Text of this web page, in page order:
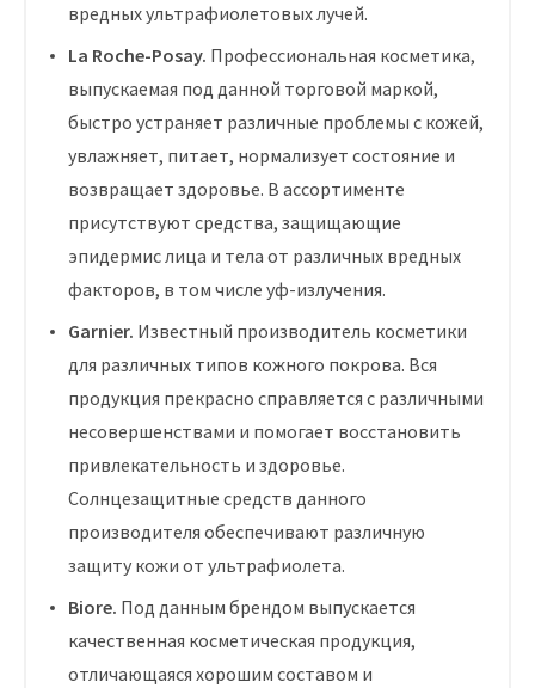
вредных ультрафиолетовых лучей.
La Roche-Posay. Профессиональная косметика,
выпускаемая под данной торговой маркой,
быстро устраняет различные проблемы с кожей,
увлажняет, питает, нормализует состояние и
возвращает здоровье. В ассортименте
присутствуют средства, защищающие
эпидермис лица и тела от различных вредных
факторов, в том числе уф-излучения.
Garnier. Известный производитель косметики
для различных типов кожного покрова. Вся
продукция прекрасно справляется с различными
несовершенствами и помогает восстановить
привлекательность и здоровье.
Солнцезащитные средств данного
производителя обеспечивают различную
защиту кожи от ультрафиолета.
Biore. Под данным брендом выпускается
качественная косметическая продукция,
отличающаяся хорошим составом и